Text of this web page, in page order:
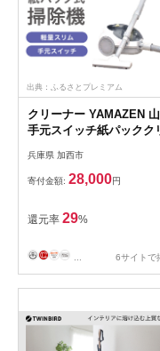
出典：ふるさとプレミアム
クリーナー YAMAZEN
手元スイッチ紙パックク
パック式 簡単ゴミ捨て 水
い 家電 電化製品 掃除 清
兵庫県 加西市
寄付金額: 28,000円
還元率 29%
6サイトで